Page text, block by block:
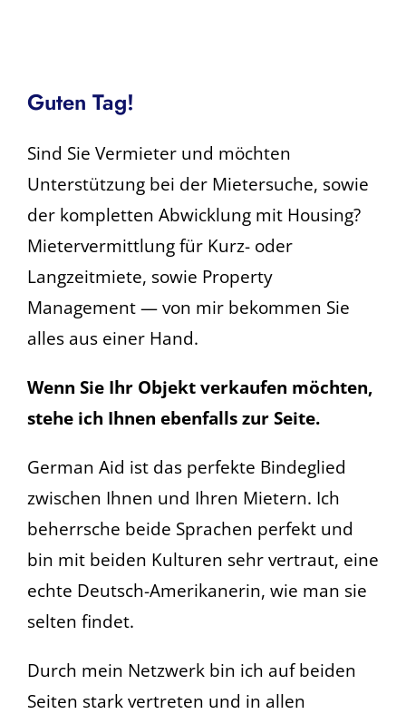
Guten Tag!
Sind Sie Vermieter und möchten
Unterstützung bei der Mietersuche, sowie
der kompletten Abwicklung mit Housing?
Mietervermittlung für Kurz- oder
Langzeitmiete, sowie Property
Management — von mir bekommen Sie
alles aus einer Hand.
Wenn Sie Ihr Objekt verkaufen möchten,
stehe ich Ihnen ebenfalls zur Seite.
German Aid ist das perfekte Bindeglied
zwischen Ihnen und Ihren Mietern. Ich
beherrsche beide Sprachen perfekt und
bin mit beiden Kulturen sehr vertraut, eine
echte Deutsch-Amerikanerin, wie man sie
selten findet.
Durch mein Netzwerk bin ich auf beiden
Seiten stark vertreten und in allen